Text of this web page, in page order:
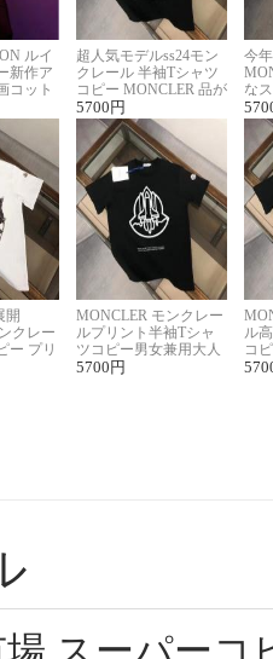
ルイ
新作ア
コット
ャツ
超人気モデルss24モン
クレール 半袖Tシャツ
コピー MONCLER 品が
良く見た目
5700 円
今
な
ル
開
クレー
ー プリ
MONCLER モンクレー
ルプリント半袖Tシャ
ツコピー男女兼用大人
可愛い春夏コーデ
5700 円
ル
コ
ィ